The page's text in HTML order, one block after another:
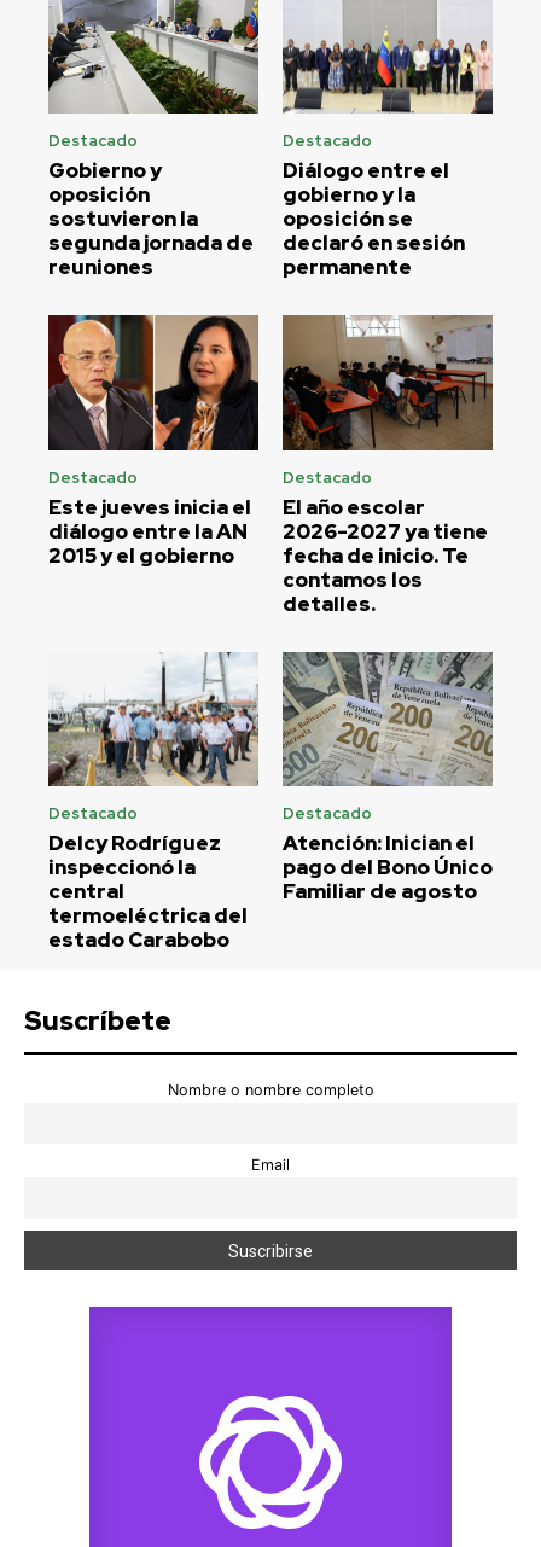
Destacado
Gobierno y
oposición
sostuvieron la
segunda jornada de
reuniones
Destacado
Diálogo entre el
gobierno y la
oposición se
declaró en sesión
permanente
Destacado
Este jueves inicia el
diálogo entre la AN
2015 y el gobierno
Destacado
El año escolar
2026-2027 ya tiene
fecha de inicio. Te
contamos los
detalles.
Destacado
Delcy Rodríguez
inspeccionó la
central
termoeléctrica del
estado Carabobo
Destacado
Atención: Inician el
pago del Bono Único
Familiar de agosto
Suscríbete
Nombre o nombre completo
Email